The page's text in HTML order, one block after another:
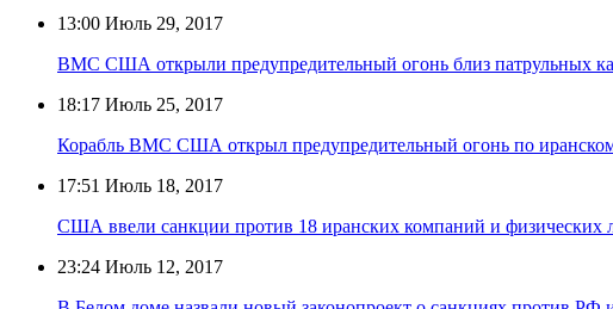
13:00 Июль 29, 2017
ВМС США открыли предупредительный огонь близ патрульных
18:17 Июль 25, 2017
Корабль ВМС США открыл предупредительный огонь по
17:51 Июль 18, 2017
США ввели санкции против 18 иранских компаний и физических
23:24 Июль 12, 2017